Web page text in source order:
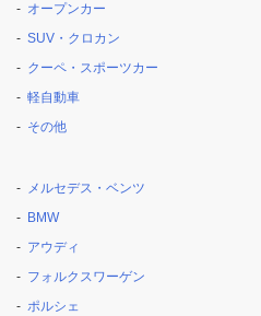
オープンカー
SUV・クロカン
クーペ・スポーツカー
軽自動車
その他
メルセデス・ベンツ
BMW
アウディ
フォルクスワーゲン
ポルシェ